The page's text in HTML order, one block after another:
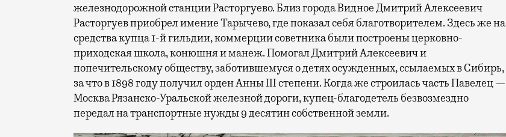
железнодорожной станции Расторгуево. Близ города Видное Дмитрий Алексеевич
Расторгуев приобрел имение Тарычево, где показал себя благотворителем. Здесь же на
средства купца 1-й гильдии, коммерции советника были построены церковно-
приходская школа, конюшня и манеж. Помогал Дмитрий Алексеевич и
попечительскому обществу, заботившемуся о детях осужденных, ссылаемых в Сибирь,
за что в 1898 году получил орден Анны III степени. Когда же строилась часть Павелец —
Москва Рязанско-Уральской железной дороги, купец-благодетель безвозмездно
передал на транспортные нужды 9 десятин собственной земли.